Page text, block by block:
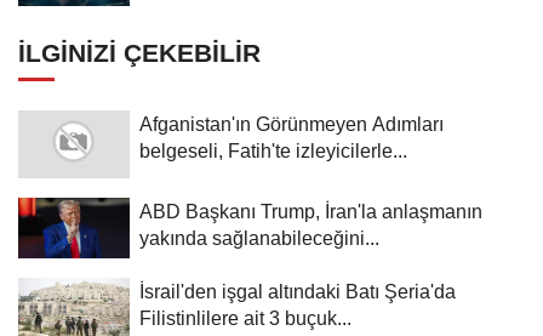
İLGINIZI ÇEKEBILIR
Afganistan'ın Görünmeyen Adımları
belgeseli, Fatih'te izleyicilerle...
ABD Başkanı Trump, İran'la anlaşmanın
yakında sağlanabileceğini...
İsrail'den işgal altındaki Batı Şeria'da
Filistinlilere ait 3 buçuk...